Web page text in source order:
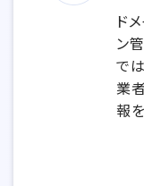
ド
ン
で
業
報